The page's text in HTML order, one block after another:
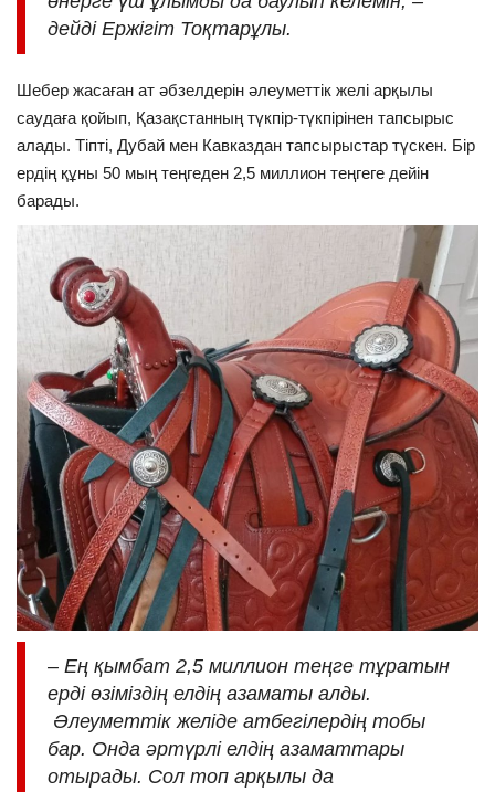
дейді Ержігіт Тоқтарұлы.
Шебер жасаған ат әбзелдерін әлеуметтік желі арқылы
саудаға қойып, Қазақстанның түкпір-түкпірінен тапсырыс
алады. Тіпті, Дубай мен Кавказдан тапсырыстар түскен. Бір
ердің құны 50 мың теңгеден 2,5 миллион теңгеге дейін
барады.
– Ең қымбат 2,5 миллион теңге тұратын
ерді өзіміздің елдің азаматы алды.
Әлеуметтік желіде атбегілердің тобы
бар. Онда әртүрлі елдің азаматтары
отырады. Сол топ арқылы да